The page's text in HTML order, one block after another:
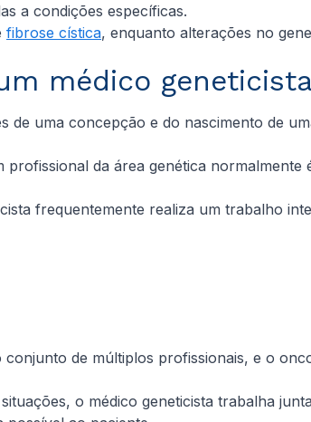
a condições específicas.
fibrose cística, enquanto alterações no gene
médico
uma concepção e do nascimento de
da área genética
frequentemente realiza um trabalho
de múltiplos profissionais, e o
o médico geneticista trabalha